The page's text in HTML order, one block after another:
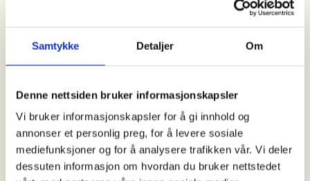
Samtykke Detaljer Om
Denne nettsiden bruker informasjonskapsler
Vi bruker informasjonskapsler for å gi innhold og
annonser et personlig preg, for å levere sosiale
mediefunksjoner og for å analysere trafikken vår. Vi deler
dessuten informasjon om hvordan du bruker nettstedet
Tid
25. Jul 2026